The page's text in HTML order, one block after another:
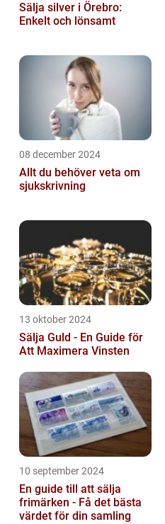
Sälja silver i Örebro:
Enkelt och lönsamt
08 december 2024
Allt du behöver veta om
sjukskrivning
13 oktober 2024
Sälja Guld - En Guide för
Att Maximera Vinsten
10 september 2024
En guide till att sälja
frimärken - Få det bästa
värdet för din samling